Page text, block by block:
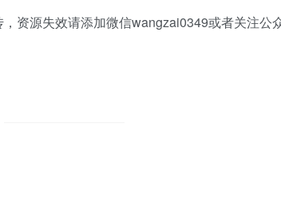
资源失效请添加微信wangzai0349或者关注公